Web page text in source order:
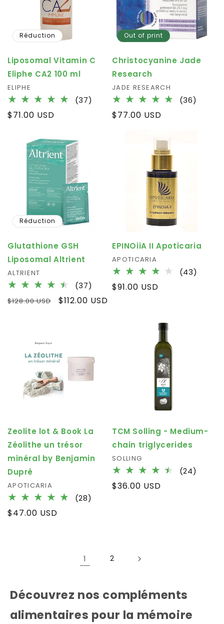
Réduction
Liposomal Vitamin C
Eliphe CA2 100 ml
Fournisseur :
ELIPHE
(37)
Prix
$71.00 USD
Out of print
Christocyanine Jade
Research
Fournisseur :
JADE RESEARCH
(36)
Prix
$77.00 USD
Réduction
Glutathione GSH
Liposomal Altrient
Fournisseur :
ALTRIENT
(37)
total
des
Prix
$128.00 USD
Prix
$112.00 USD
EPINOiiA II Apoticaria
Fournisseur :
APOTICARIA
(43)
Prix
$91.00 USD
Zeolite lot & Book La
Zéolithe un trésor
minéral by Benjamin
Dupré
Fournisseur :
APOTICARIA
(28)
Prix
$47.00 USD
TCM Solling - Medium-
chain triglycerides
Fournisseur :
SOLLING
(24)
Prix
$36.00 USD
1 2
Découvrez nos compléments
alimentaires pour la mémoire